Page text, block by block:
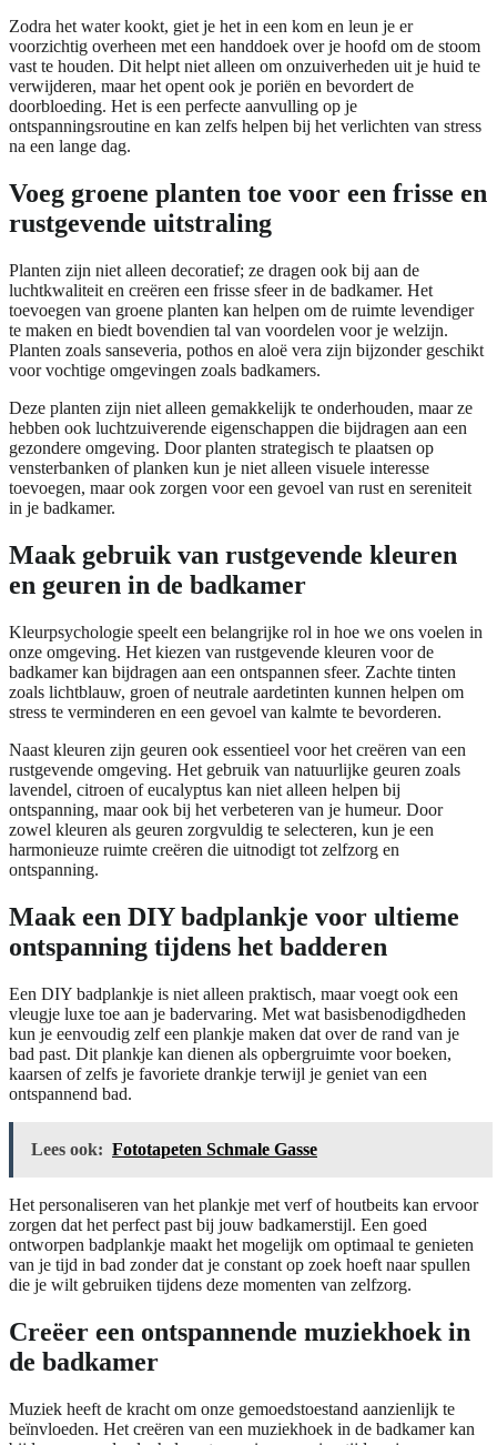
Zodra het water kookt, giet je het in een kom en leun je er
voorzichtig overheen met een handdoek over je hoofd om de stoom
vast te houden. Dit helpt niet alleen om onzuiverheden uit je huid te
verwijderen, maar het opent ook je poriën en bevordert de
doorbloeding. Het is een perfecte aanvulling op je
ontspanningsroutine en kan zelfs helpen bij het verlichten van stress
na een lange dag.
Voeg groene planten toe voor een frisse en
rustgevende uitstraling
Planten zijn niet alleen decoratief; ze dragen ook bij aan de
luchtkwaliteit en creëren een frisse sfeer in de badkamer. Het
toevoegen van groene planten kan helpen om de ruimte levendiger
te maken en biedt bovendien tal van voordelen voor je welzijn.
Planten zoals sanseveria, pothos en aloë vera zijn bijzonder geschikt
voor vochtige omgevingen zoals badkamers.
Deze planten zijn niet alleen gemakkelijk te onderhouden, maar ze
hebben ook luchtzuiverende eigenschappen die bijdragen aan een
gezondere omgeving. Door planten strategisch te plaatsen op
vensterbanken of planken kun je niet alleen visuele interesse
toevoegen, maar ook zorgen voor een gevoel van rust en sereniteit
in je badkamer.
Maak gebruik van rustgevende kleuren
en geuren in de badkamer
Kleurpsychologie speelt een belangrijke rol in hoe we ons voelen in
onze omgeving. Het kiezen van rustgevende kleuren voor de
badkamer kan bijdragen aan een ontspannen sfeer. Zachte tinten
zoals lichtblauw, groen of neutrale aardetinten kunnen helpen om
stress te verminderen en een gevoel van kalmte te bevorderen.
Naast kleuren zijn geuren ook essentieel voor het creëren van een
rustgevende omgeving. Het gebruik van natuurlijke geuren zoals
lavendel, citroen of eucalyptus kan niet alleen helpen bij
ontspanning, maar ook bij het verbeteren van je humeur. Door
zowel kleuren als geuren zorgvuldig te selecteren, kun je een
harmonieuze ruimte creëren die uitnodigt tot zelfzorg en
ontspanning.
Maak een DIY badplankje voor ultieme
ontspanning tijdens het badderen
Een DIY badplankje is niet alleen praktisch, maar voegt ook een
vleugje luxe toe aan je badervaring. Met wat basisbenodigdheden
kun je eenvoudig zelf een plankje maken dat over de rand van je
bad past. Dit plankje kan dienen als opbergruimte voor boeken,
kaarsen of zelfs je favoriete drankje terwijl je geniet van een
ontspannend bad.
Lees ook: Fototapeten Schmale Gasse
Het personaliseren van het plankje met verf of houtbeits kan ervoor
zorgen dat het perfect past bij jouw badkamerstijl. Een goed
ontworpen badplankje maakt het mogelijk om optimaal te genieten
van je tijd in bad zonder dat je constant op zoek hoeft naar spullen
die je wilt gebruiken tijdens deze momenten van zelfzorg.
Creëer een ontspannende muziekhoek in
de badkamer
Muziek heeft de kracht om onze gemoedstoestand aanzienlijk te
beïnvloeden. Het creëren van een muziekhoek in de badkamer kan